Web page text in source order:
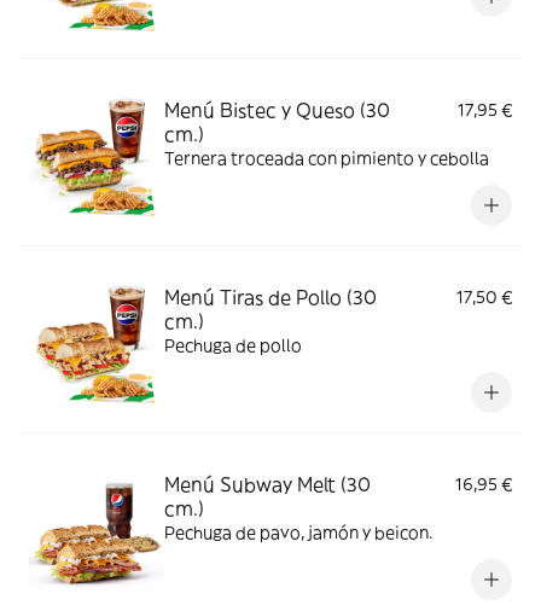
Menú Bistec y Queso (30
cm.)
17,95 €
Ternera troceada con pimiento y cebolla
Menú Tiras de Pollo (30
cm.)
17,50 €
Pechuga de pollo
Menú Subway Melt (30
cm.)
16,95 €
Pechuga de pavo, jamón y beicon.